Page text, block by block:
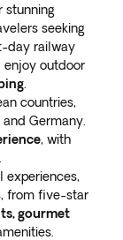
stunning
seeking
day railway
enjoy outdoor
countries,
Germany.
, with
experiences,
from five-star
gourmet